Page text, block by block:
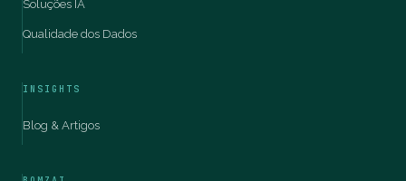
Soluções IA
Qualidade dos Dados
INSIGHTS
Blog & Artigos